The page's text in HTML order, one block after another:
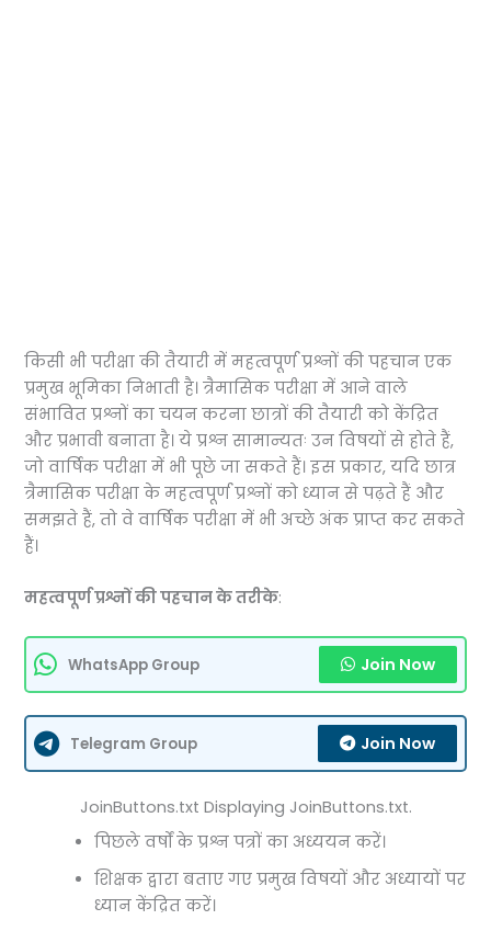
किसी भी परीक्षा की तैयारी में महत्वपूर्ण प्रश्नों की पहचान एक
प्रमुख भूमिका निभाती है। त्रैमासिक परीक्षा में आने वाले
संभावित प्रश्नों का चयन करना छात्रों की तैयारी को केंद्रित
और प्रभावी बनाता है। ये प्रश्न सामान्यतः उन विषयों से होते हैं,
जो वार्षिक परीक्षा में भी पूछे जा सकते हैं। इस प्रकार, यदि छात्र
त्रैमासिक परीक्षा के महत्वपूर्ण प्रश्नों को ध्यान से पढ़ते हैं और
समझते हैं, तो वे वार्षिक परीक्षा में भी अच्छे अंक प्राप्त कर सकते
हैं।
महत्वपूर्ण प्रश्नों की पहचान के तरीके:
WhatsApp Group Join Now
Telegram Group Join Now
JoinButtons.txt Displaying JoinButtons.txt.
पिछले वर्षों के प्रश्न पत्रों का अध्ययन करें।
शिक्षक द्वारा बताए गए प्रमुख विषयों और अध्यायों पर
ध्यान केंद्रित करें।